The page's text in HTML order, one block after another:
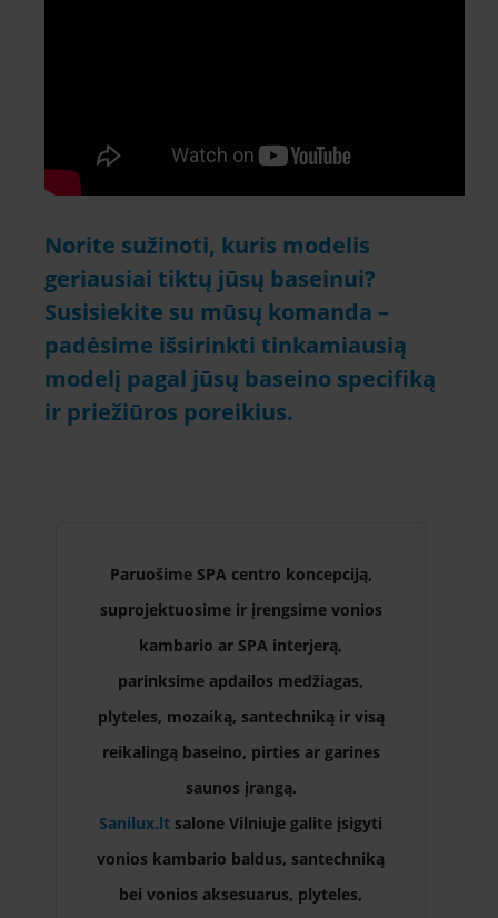
Norite sužinoti, kuris modelis
geriausiai tiktų jūsų baseinui?
Susisiekite su mūsų komanda –
padėsime išsirinkti tinkamiausią
modelį pagal jūsų baseino specifiką
ir priežiūros poreikius.
Paruošime SPA centro koncepciją,
suprojektuosime ir įrengsime vonios
kambario ar SPA interjerą,
parinksime apdailos medžiagas,
plyteles, mozaiką, santechniką ir visą
reikalingą baseino, pirties ar garines
saunos įrangą.
Sanilux.lt salone Vilniuje galite įsigyti
vonios kambario baldus, santechniką
bei vonios aksesuarus, plyteles,